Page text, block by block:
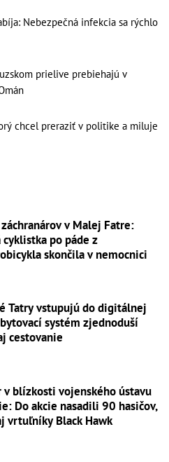
Nebezpečná infekcia sa rýchlo
prielive prebiehajú v
chcel preraziť v politike a miluje
záchranárov v Malej Fatre:
cyklistka po páde z
skončila v nemocnici
Tatry vstupujú do digitálnej
systém zjednoduší
cestovanie
v blízkosti vojenského ústavu
Do akcie nasadili 90 hasičov,
vrtuľníky Black Hawk